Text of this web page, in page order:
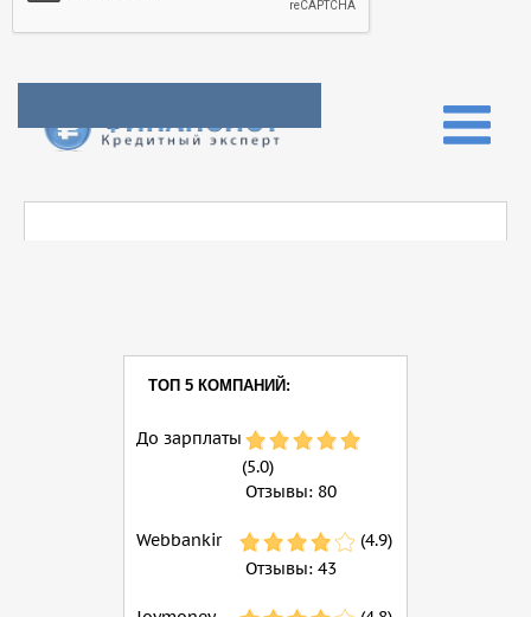
ТОП 5 КОМПАНИЙ:
До зарплаты
(5.0)
Отзывы: 80
Webbankir
(4.9)
Отзывы: 43